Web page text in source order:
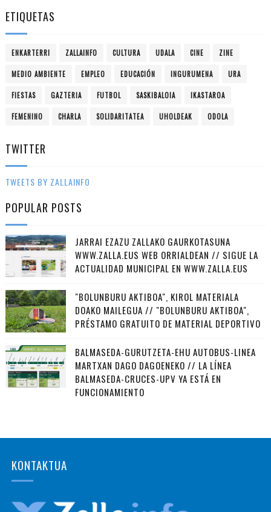
ETIQUETAS
ENKARTERRI ZALLAINFO CULTURA UDALA CINE ZINE
MEDIO AMBIENTE EMPLEO EDUCACIÓN INGURUMENA URA
FIESTAS GAZTERIA FUTBOL SASKIBALOIA IKASTAROA
FEMENINO CHARLA SOLIDARITATEA UHOLDEAK ODOLA
TWITTER
TWEETS BY ZALLAINFO
POPULAR POSTS
JARRAI EZAZU ZALLAKO GAURKOTASUNA
WWW.ZALLA.EUS WEB ORRIALDEAN // SIGUE LA
ACTUALIDAD MUNICIPAL EN WWW.ZALLA.EUS
"BOLUNBURU AKTIBOA", KIROL MATERIALA
DOAKO MAILEGUA // "BOLUNBURU AKTIBOA",
PRÉSTAMO GRATUITO DE MATERIAL DEPORTIVO
BALMASEDA-GURUTZETA-EHU AUTOBUS-LINEA
MARTXAN DAGO DAGOENEKO // LA LÍNEA
BALMASEDA-CRUCES-UPV YA ESTÁ EN
FUNCIONAMIENTO
KONTAKTUA